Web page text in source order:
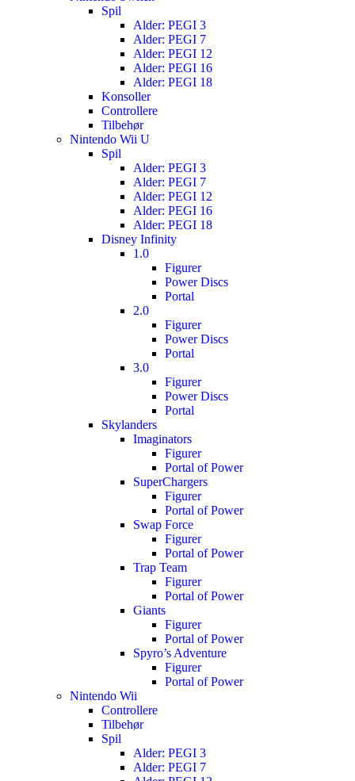
Spil
Alder: PEGI 3
Alder: PEGI 7
Alder: PEGI 12
Alder: PEGI 16
Alder: PEGI 18
Konsoller
Controllere
Tilbehør
Nintendo Wii U
Spil
Alder: PEGI 3
Alder: PEGI 7
Alder: PEGI 12
Alder: PEGI 16
Alder: PEGI 18
Disney Infinity
1.0
Figurer
Power Discs
Portal
2.0
Figurer
Power Discs
Portal
3.0
Figurer
Power Discs
Portal
Skylanders
Imaginators
Figurer
Portal of Power
SuperChargers
Figurer
Portal of Power
Swap Force
Figurer
Portal of Power
Trap Team
Figurer
Portal of Power
Giants
Figurer
Portal of Power
Spyro’s Adventure
Figurer
Portal of Power
Nintendo Wii
Controllere
Tilbehør
Spil
Alder: PEGI 3
Alder: PEGI 7